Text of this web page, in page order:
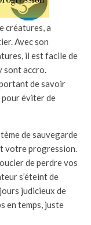
créatures, a
Avec son
il est facile de
sont accro.
de savoir
éviter de
de sauvegarde
votre progression.
de perdre vos
s’éteint de
judicieux de
en temps, juste